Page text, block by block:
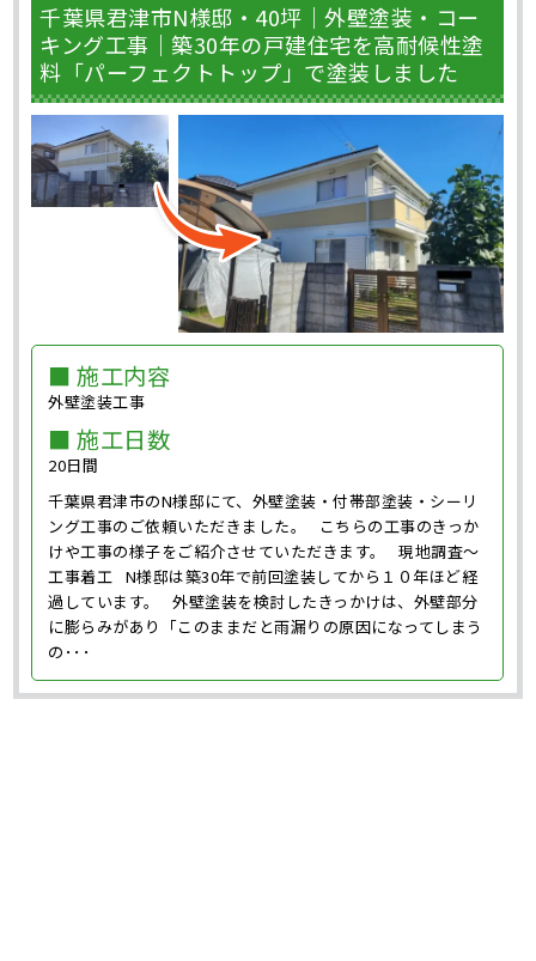
千葉県君津市N様邸・40坪｜外壁塗装・コー
キング工事｜築30年の戸建住宅を高耐候性塗
料「パーフェクトトップ」で塗装しました
■ 施工内容
外壁塗装工事
■ 施工日数
20日間
千葉県君津市のN様邸にて、外壁塗装・付帯部塗装・シーリ
ング工事のご依頼いただきました。 こちらの工事のきっか
けや工事の様子をご紹介させていただきます。 現地調査～
工事着工 N様邸は築30年で前回塗装してから１０年ほど経
過しています。 外壁塗装を検討したきっかけは、外壁部分
に膨らみがあり「このままだと雨漏りの原因になってしまう
の･･･